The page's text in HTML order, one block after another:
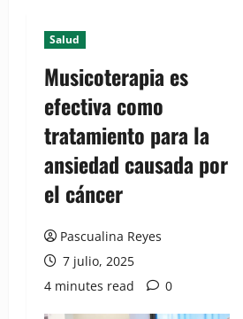
Salud
Musicoterapia es
efectiva como
tratamiento para la
ansiedad causada por
el cáncer
Pascualina Reyes
7 julio, 2025
4 minutes read
0